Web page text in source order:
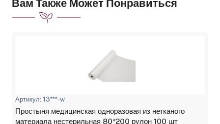
Вам Также Может Понравиться
Артикул: 13***-w
Простыня медицинская одноразовая из нетканого
материала нестерильная 80*200 рулон 100 шт